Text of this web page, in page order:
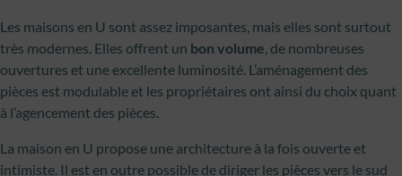
Les maisons en U sont assez imposantes, mais elles sont surtout
très modernes. Elles offrent un bon volume, de nombreuses
ouvertures et une excellente luminosité. L’aménagement des
pièces est modulable et les propriétaires ont ainsi du choix quant
à l’agencement des pièces.
La maison en U propose une architecture à la fois ouverte et
intimiste. Il est en outre possible de diriger les pièces vers le sud